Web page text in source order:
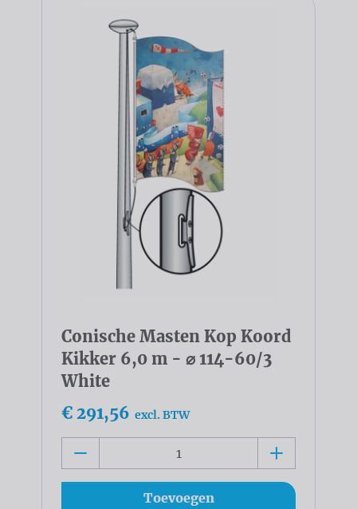
Conische Masten Kop Koord
Kikker 6,0 m - ⌀ 114-60/3
White
€ 291,56 excl. BTW
Toevoegen